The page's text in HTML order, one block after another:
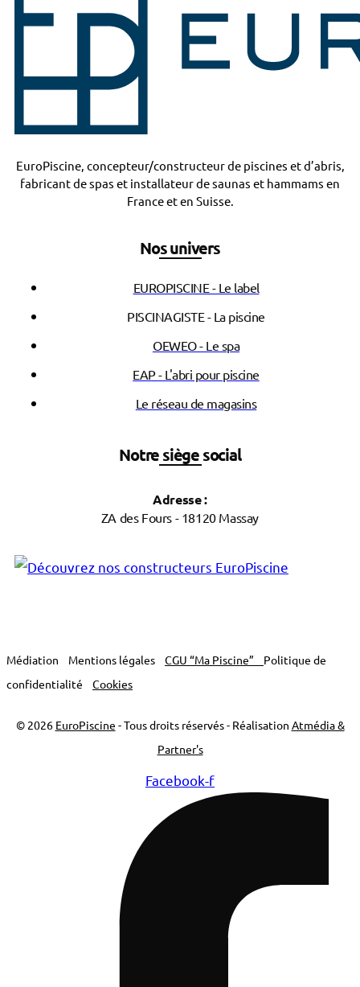
EuroPiscine, concepteur/constructeur de piscines et d’abris,
fabricant de spas et installateur de saunas et hammams en
France et en Suisse.
Nos univers
EUROPISCINE - Le label
PISCINAGISTE - La piscine
OEWEO - Le spa
EAP - L'abri pour piscine
Le réseau de magasins
Notre siège social
Adresse :
ZA des Fours - 18120 Massay
Médiation Mentions légales CGU “Ma Piscine” Politique de
confidentialité
Cookies
© 2026 EuroPiscine - Tous droits réservés - Réalisation Atmédia &
Partner's
Facebook-f